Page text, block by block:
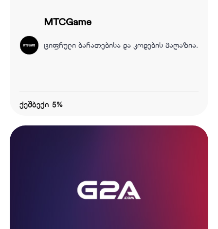
MTCGame
ციფრული ბარათებისა და კოდების მაღაზია.
ქეშბექი 5%